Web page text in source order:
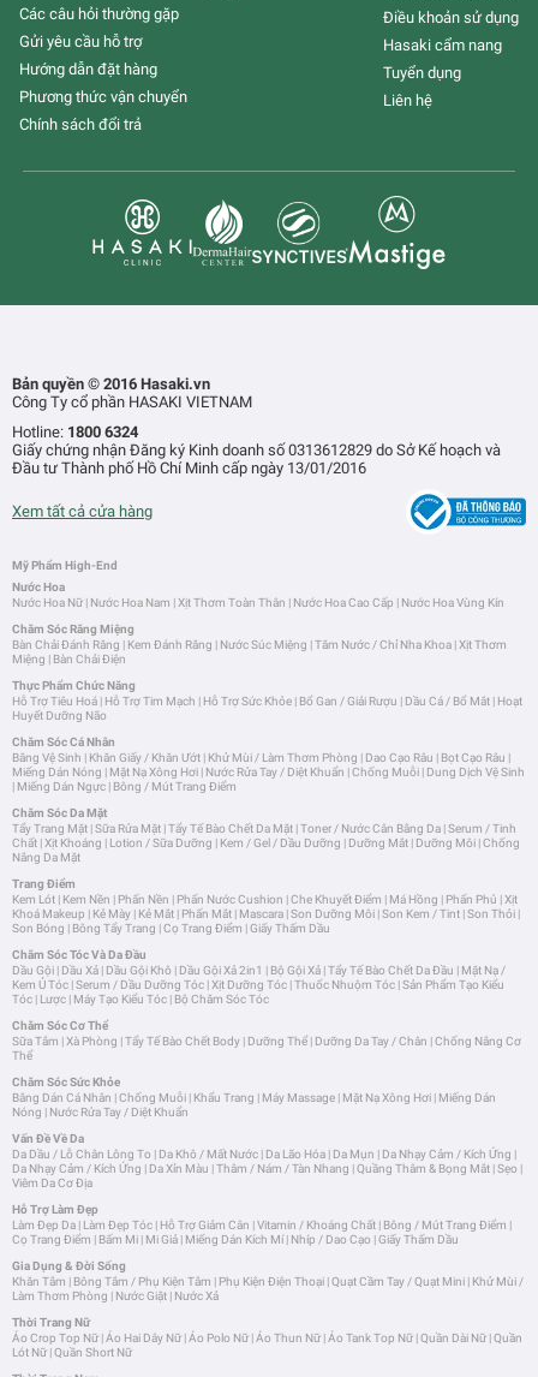
Các câu hỏi thường gặp
Gửi yêu cầu hỗ trợ
Hướng dẫn đặt hàng
Phương thức vận chuyển
Chính sách đổi trả
Điều khoản sử dụng
Hasaki cẩm nang
Tuyển dụng
Liên hệ
Bản quyền © 2016 Hasaki.vn
Công Ty cổ phần HASAKI VIETNAM
Hotline: 1800 6324
Giấy chứng nhận Đăng ký Kinh doanh số 0313612829 do Sở Kế hoạch và
Đầu tư Thành phố Hồ Chí Minh cấp ngày 13/01/2016
Xem tất cả cửa hàng
Mỹ Phẩm High-End
Nước Hoa
Nước Hoa Nữ | Nước Hoa Nam |Xịt Thơm Toàn Thân | Nước Hoa Cao Cấp | Nước Hoa Vùng Kín
Chăm Sóc Răng Miệng
Bàn Chải Đánh Răng | Kem Đánh Răng | Nước Súc Miệng |Tăm Nước / Chỉ Nha Khoa |Xịt Thơm
Miệng | Bàn Chải Điện
Thực Phẩm Chức Năng
Hỗ Trợ Tiêu Hoá | Hỗ Trợ Tim Mạch | Hỗ Trợ Sức Khỏe | Bổ Gan / Giải Rượu | Dầu Cá / Bổ Mắt | Hoạt
Huyết Dưỡng Não
Chăm Sóc Cá Nhân
Băng Vệ Sinh | Khăn Giấy / Khăn Ướt | Khử Mùi / Làm Thơm Phòng | Dao Cạo Râu | Bọt Cạo Râu |
Miếng Dán Nóng | Mặt Nạ Xông Hơi | Nước Rửa Tay / Diệt Khuẩn |Chống Muỗi | Dung Dịch Vệ Sinh
| Miếng Dán Ngực | Bông / Mút Trang Điểm
Chăm Sóc Da Mặt
Tẩy Trang Mặt |Sữa Rửa Mặt |Tẩy Tế Bào Chết Da Mặt |Toner / Nước Cân Bằng Da |Serum / Tinh
Chất |Xịt Khoáng | Lotion / Sữa Dưỡng | Kem / Gel / Dầu Dưỡng | Dưỡng Mắt | Dưỡng Môi |Chống
Nắng Da Mặt
Trang Điểm
Kem Lót | Kem Nền | Phấn Nền | Phấn Nước Cushion |Che Khuyết Điểm | Má Hồng | Phấn Phủ |Xịt
Khoá Makeup | Kẻ Mày | Kẻ Mắt | Phấn Mắt | Mascara |Son Dưỡng Môi |Son Kem / Tint |Son Thỏi |
Son Bóng | Bông Tẩy Trang |Cọ Trang Điểm |Giấy Thấm Dầu
Chăm Sóc Tóc Và Da Đầu
Dầu Gội | Dầu Xả | Dầu Gội Khô | Dầu Gội Xả 2in1 | Bộ Gội Xả |Tẩy Tế Bào Chết Da Đầu | Mặt Nạ /
Kem Ủ Tóc |Serum / Dầu Dưỡng Tóc |Xịt Dưỡng Tóc |Thuốc Nhuộm Tóc |Sản Phẩm Tạo Kiểu
Tóc | Lược | Máy Tạo Kiểu Tóc | Bộ Chăm Sóc Tóc
Chăm Sóc Cơ Thể
Sữa Tắm |Xà Phòng |Tẩy Tế Bào Chết Body | Dưỡng Thể | Dưỡng Da Tay / Chân |Chống Nắng Cơ
Thể
Chăm Sóc Sức Khỏe
Băng Dán Cá Nhân |Chống Muỗi | Khẩu Trang | Máy Massage | Mặt Nạ Xông Hơi | Miếng Dán
Nóng | Nước Rửa Tay / Diệt Khuẩn
Vấn Đề Về Da
Da Dầu / Lỗ Chân Lông To | Da Khô / Mất Nước | Da Lão Hóa | Da Mụn | Da Nhạy Cảm / Kích Ứng |
Da Nhạy Cảm / Kích Ứng | Da Xỉn Màu |Thâm / Nám / Tàn Nhang |Quầng Thâm & Bọng Mắt |Sẹo |
Viêm Da Cơ Địa
Hỗ Trợ Làm Đẹp
Làm Đẹp Da | Làm Đẹp Tóc | Hỗ Trợ Giảm Cân |Vitamin / Khoáng Chất | Bông / Mút Trang Điểm |
Cọ Trang Điểm | Bấm Mi | Mi Giả | Miếng Dán Kích Mí| Nhíp / Dao Cạo |Giấy Thấm Dầu
Gia Dụng & Đời Sống
Khăn Tắm | Bông Tắm / Phụ Kiện Tắm | Phụ Kiện Điện Thoại |Quạt Cầm Tay / Quạt Mini | Khử Mùi /
Làm Thơm Phòng | Nước Giặt | Nước Xả
Thời Trang Nữ
Áo Crop Top Nữ |Áo Hai Dây Nữ |Áo Polo Nữ |Áo Thun Nữ |Áo Tank Top Nữ |Quần Dài Nữ |Quần
Lót Nữ |Quần Short Nữ